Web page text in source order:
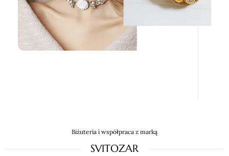
Biżuteria i współpraca z marką
SVITOZAR